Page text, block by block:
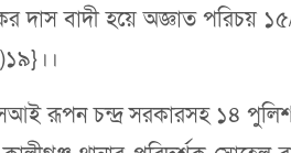
দাস বাদী হয়ে অজ্ঞাত পরিচয়
রূপন চন্দ্র সরকারসহ ১৪ পুলিশ